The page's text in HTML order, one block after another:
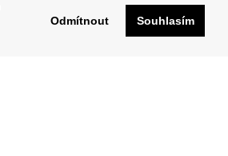
Odmítnout Souhlasím